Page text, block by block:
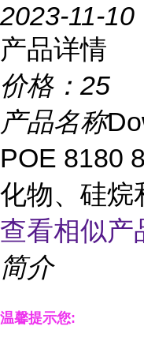
2023-11-10
产品详情
价格： 25
产品名称
POE 8180
化物、硅烷
查看相似
简介
温馨提示您: